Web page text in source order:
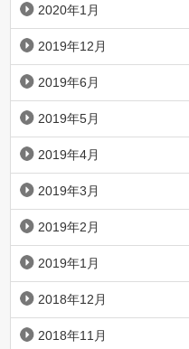
2020年1月
2019年12月
2019年6月
2019年5月
2019年4月
2019年3月
2019年2月
2019年1月
2018年12月
2018年11月